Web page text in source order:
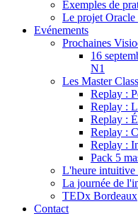
Exemples de
Le projet Oracle
Evénements
Prochaines
16
N1
Les Master
Replay :
Replay :
Replay :
Replay :
Replay :
Pack 5
L'heure intuitive
La journée de
TEDx Bordeaux
Contact